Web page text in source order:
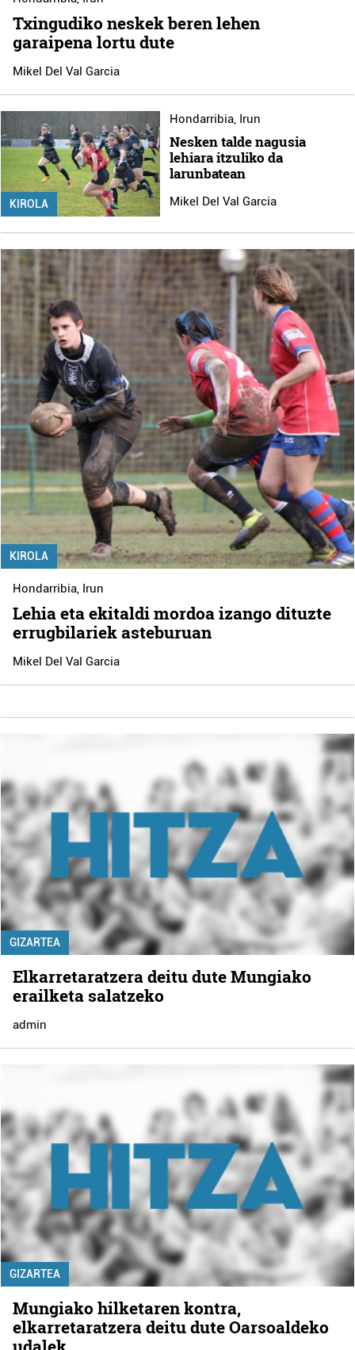
Txingudiko neskek beren lehen
garaipena lortu dute
Mikel Del Val Garcia
KIROLA
Hondarribia, Irun
Nesken talde nagusia
lehiara itzuliko da
larunbatean
Mikel Del Val Garcia
KIROLA
Hondarribia Irun
Lehia eta ekitaldi mordoa izango dituzte
errugbilariek asteburuan
Mikel Del Val Garcia
GIZARTEA
Elkarretaratzera deitu dute Mungiako
erailketa salatzeko
admin
GIZARTEA
Mungiako hilketaren kontra,
elkarretaratzera deitu dute Oarsoaldeko